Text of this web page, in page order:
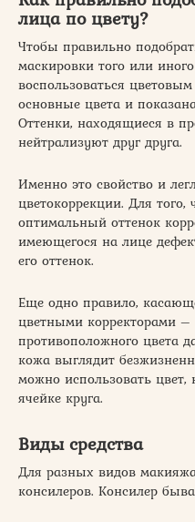
лица по цвету?
Чтобы правильно
маскировки того или
воспользоваться
основные цвета и
Оттенки, находящиеся в
нейтрализуют друг друга.
Именно это свойство и
цветокоррекции. Для того,
оптимальный оттенок
имеющегося на лице
его оттенок.
Еще одно правило,
цветными корректорами
противоположного цвета
кожа выглядит
можно использовать
ячейке круга.
Виды средства
Для разных видов
консилеров. Консилер